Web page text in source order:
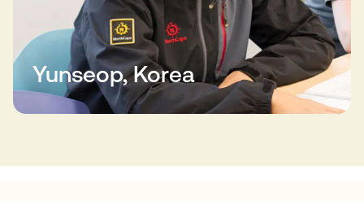
Yunseop, Korea